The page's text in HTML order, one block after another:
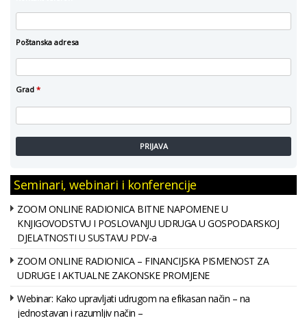
Poštanska adresa
Grad *
PRIJAVA
Seminari, webinari i konferencije
ZOOM ONLINE RADIONICA BITNE NAPOMENE U
KNJIGOVODSTVU I POSLOVANJU UDRUGA U GOSPODARSKOJ
DJELATNOSTI U SUSTAVU PDV-a
ZOOM ONLINE RADIONICA – FINANCIJSKA PISMENOST ZA
UDRUGE I AKTUALNE ZAKONSKE PROMJENE
Webinar: Kako upravljati udrugom na efikasan način – na
jednostavan i razumljiv način –